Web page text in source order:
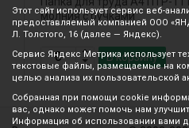
молния с ручками
В корзину
Этот сайт использует сервис веб-
предоставляемый компанией ООО
Л. Толстого, 16 (далее — Яндекс).
Сервис Яндекс Метрика использует
текстовые файлы, размещаемые на
целью анализа их пользовательской
Собранная при помощи cookie
вас, однако может помочь нам
Информация об использовании вами